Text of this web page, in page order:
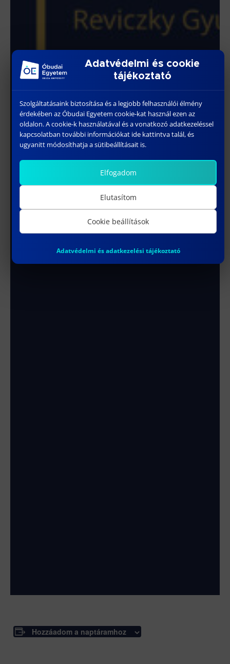
Hozzáadom a naptáramhoz
Adatvédelmi és cookie
tájékoztató
Szolgáltatásaink biztosítása és a legjobb felhasználói élmény
érdekében az Óbudai Egyetem cookie-kat használ ezen az
oldalon. A cookie-k használatával és a vonatkozó adatkezeléssel
kapcsolatban további információkat ide kattintva talál, és
ugyanitt módosíthatja a sütibeállításait is.
Elfogadom
Elutasítom
Cookie beállítások
Adatvédelmi és adatkezelési tájékoztató